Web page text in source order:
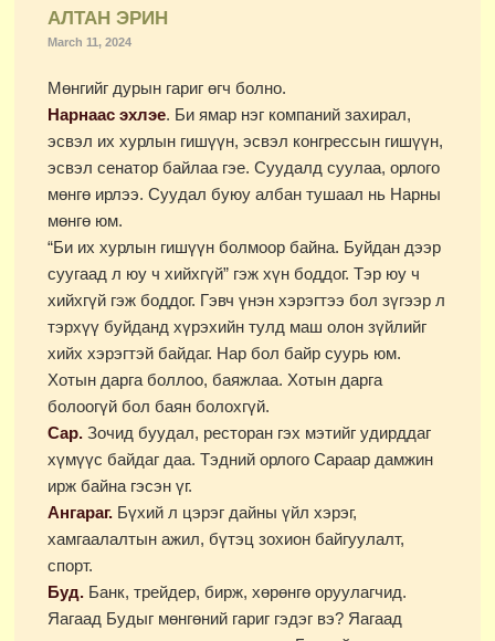
АЛТАН ЭРИН
March 11, 2024
Мөнгийг дурын гариг өгч болно.
Нарнаас эхлэе. Би ямар нэг компаний захирал,
эсвэл их хурлын гишүүн, эсвэл конгрессын гишүүн,
эсвэл сенатор байлаа гэе. Суудалд суулаа, орлого
мөнгө ирлээ. Суудал буюу албан тушаал нь Нарны
мөнгө юм.
“Би их хурлын гишүүн болмоор байна. Буйдан дээр
суугаад л юу ч хийхгүй” гэж хүн боддог. Тэр юу ч
хийхгүй гэж боддог. Гэвч үнэн хэрэгтээ бол зүгээр л
тэрхүү буйданд хүрэхийн тулд маш олон зүйлийг
хийх хэрэгтэй байдаг. Нар бол байр суурь юм.
Хотын дарга боллоо, баяжлаа. Хотын дарга
болоогүй бол баян болохгүй.
Сар. Зочид буудал, ресторан гэх мэтийг удирддаг
хүмүүс байдаг даа. Тэдний орлого Сараар дамжин
ирж байна гэсэн үг.
Ангараг. Бүхий л цэрэг дайны үйл хэрэг,
хамгаалалтын ажил, бүтэц зохион байгуулалт,
спорт.
Буд. Банк, трейдер, бирж, хөрөнгө оруулагчид.
Яагаад Будыг мөнгөний гариг гэдэг вэ? Яагаад